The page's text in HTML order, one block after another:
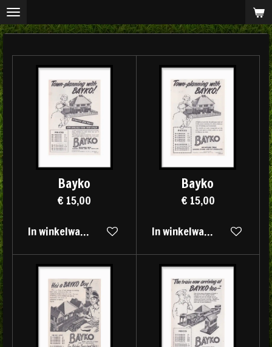
Ga
direct
hoofdinhoud
Bayko
€ 15,00
In winkelwagen
Bayko
€ 15,00
In winkelwagen